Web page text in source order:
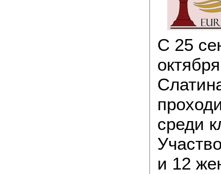
C 25
среди
и 12